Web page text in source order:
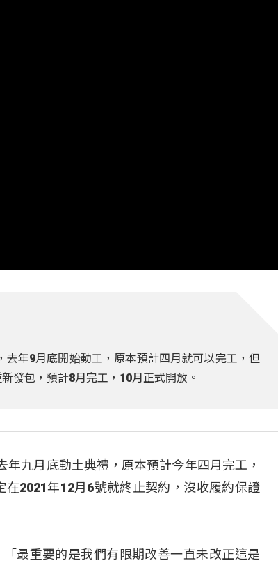
年9月底開始動工，原本預計四月就可以完工，但
發包，預計8月完工，10月正式開放。
九月底動土典禮，原本預計今年四月完工，
2021年12月6號就終止契約，沒收履約保證
最重要的是我們有限期改善一直未改正這是